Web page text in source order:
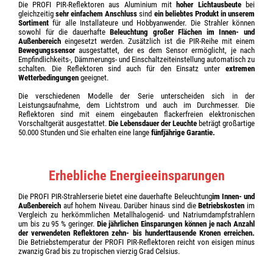
Die PROFI PIR-Reflektoren aus Aluminium mit hoher Lichtausbeutebei
gleichzeitigsehr einfachem Anschluss sind ein beliebtes Produkt in unserem
Sortiment für alle Installateure und Hobbyanwender. Die Strahler können
sowohl für die dauerhafteBeleuchtung großer Flächen im Innen- und
Außenbereich eingesetzt werden. Zusätzlich ist die PIR-Reihe mit einem
Bewegungssensor ausgestattet, der es dem Sensor ermöglicht, je nach
Empfindlichkeits-, Dämmerungs- und Einschaltzeiteinstellung automatisch zu
schalten. Die Reflektoren sind auch für den Einsatz unter extremen
Wetterbedingungen geeignet.
Die verschiedenen Modelle der Serie unterscheiden sich in der
Leistungsaufnahme, dem Lichtstrom und auch im Durchmesser. Die
Reflektoren sind mit einem eingebauten flackerfreien elektronischen
Vorschaltgerät ausgestattet. Die Lebensdauer der Leuchte beträgt großartige
50.000 Stunden und Sie erhalten eine lange fünfjährige Garantie.
Erhebliche Energieeinsparungen
Die PROFI PIR-Strahlerserie bietet eine dauerhafte Beleuchtungim Innen- und
Außenbereich auf hohem Niveau. Darüber hinaus sind dieBetriebskosten im
Vergleich zu herkömmlichen Metallhalogenid- und Natriumdampfstrahlern
um bis zu 95 % geringer. Die jährlichen Einsparungen können je nach Anzahl
der verwendeten Reflektoren zehn- bis hunderttausende Kronen erreichen.
Die Betriebstemperatur der PROFI PIR-Reflektoren reicht von eisigen minus
zwanzig Grad bis zu tropischen vierzig Grad Celsius.